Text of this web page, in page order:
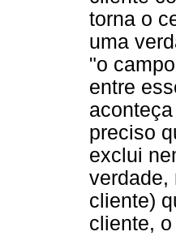
torna o
uma
"o
entre
preciso
exclui
verdade,
cliente)
cliente,